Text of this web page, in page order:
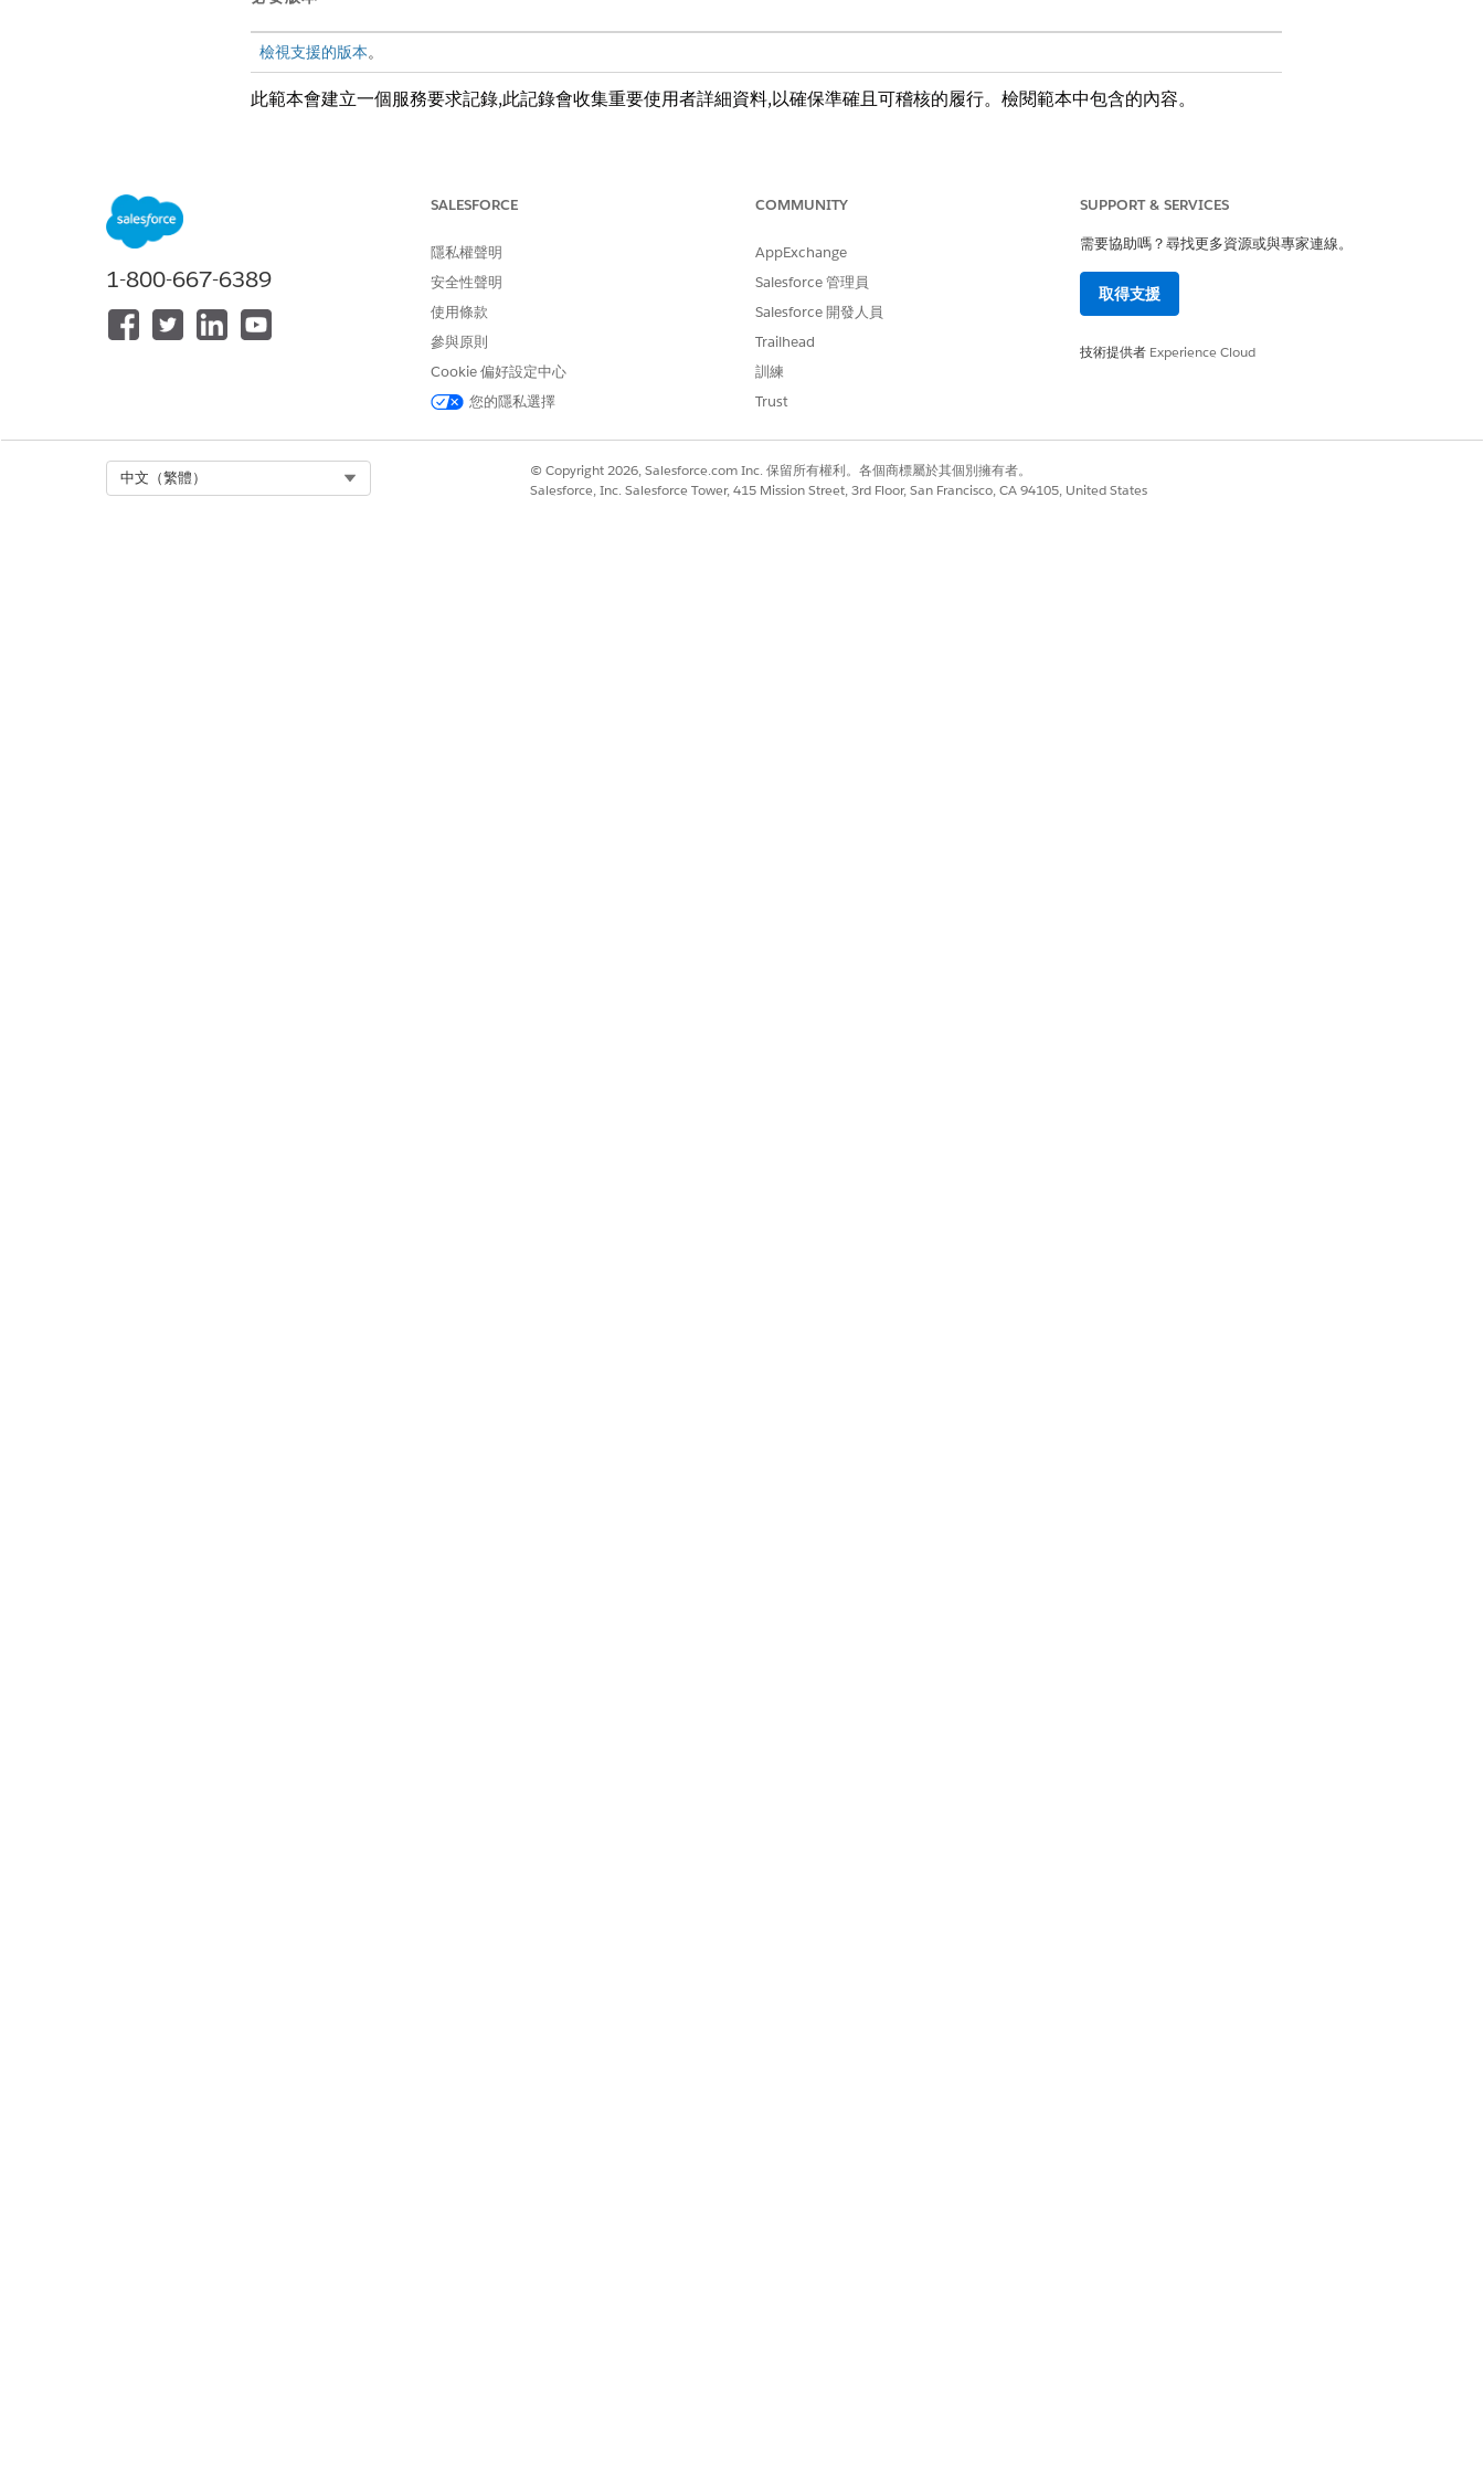
檢視支援的版本。
此範本會建立一個服務要求記錄,此記錄會收集重要使用者詳細資料,以確保準確且可稽核的履行。檢閱範本中包含的內容。
此範本的入院表單會從員工中取用以下詳細資料:狀態、個案起源、目前位置、要求的新位置、生效日期、工作安排、變更原因、文
履行與整合
此範本不包含入門或履行的任何預先設定整合。預期經理批准路由。使用 Flow Builder 定義自訂路由邏輯與履行工作流程。
請讓我們知道，以便我們改進！
1-800-667-6389
SALESFORCE
隱私權聲明
安全性聲明
使用條款
參與原則
Cookie 偏好設定中心
您的隱私選擇
COMMUNITY
AppExchange
Salesforce 管理員
Salesforce 開發人員
Trailhead
訓練
Trust
SUPPORT & SERVICES
需要協助嗎？尋找更多資源或與專家連線。
取得支援
技術提供者 Experience Cloud
中文（繁體）
© Copyright 2026, Salesforce.com Inc. 保留所有權利。各個商標屬於其個別擁有者。
Salesforce, Inc. Salesforce Tower, 415 Mission Street, 3rd Floor, San Francisco, CA 94105, United States